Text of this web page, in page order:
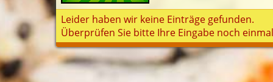
Leider haben wir keine Einträge gefunden.
Überprüfen Sie bitte Ihre Eingabe noch